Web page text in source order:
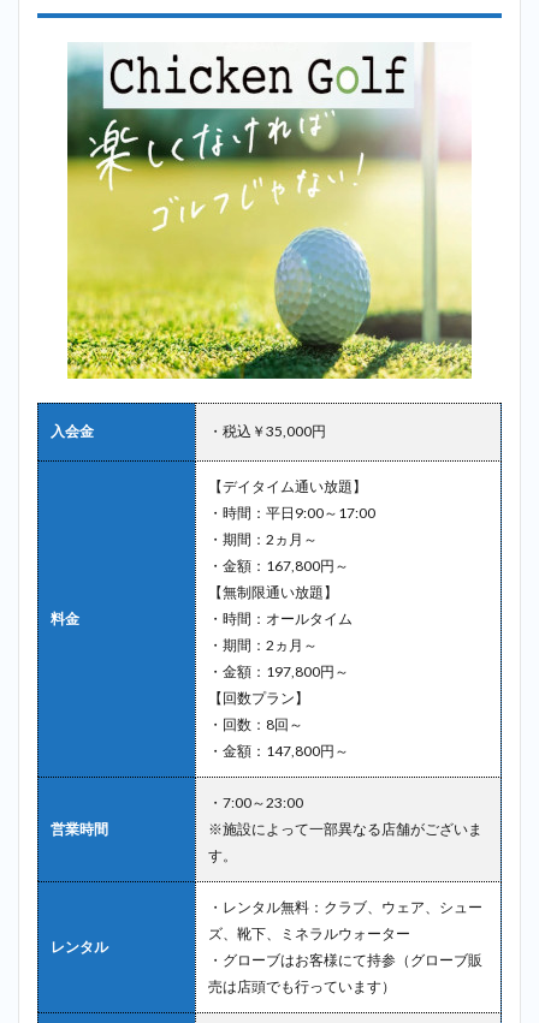
（GOLFTEC）
＿東新宿
2.6
6
位：ゼン
ゴルフレ
ンジ
GOLF
RANGE）
＿東新宿
2.7
7位：
新宿
フス
タジ
オ＿
東新
宿
2.8
8位：
プル
ゴル
フ新
宿＿
東新
2.9
9位：
新宿
ゴル
フス
クー
ル＿
東新
宿
入会金 ・税込￥35,000円
料金
【デイタイム通い放題】
・時間：平日9:00～17:00
・期間：2ヵ月～
・金額：167,800円～
【無制限通い放題】
・時間：オールタイム
・期間：2ヵ月～
・金額：197,800円～
【回数プラン】
・回数：8回～
・金額：147,800円～
営業時間
・7:00～23:00
※施設によって一部異なる店舗がございま
す。
レンタル
・レンタル無料：クラブ、ウェア、シュー
ズ、靴下、ミネラルウォーター
・グローブはお客様にて持参（グローブ販
売は店頭でも行っています）